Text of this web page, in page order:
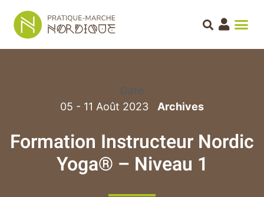
Date
05 - 11 Août 2023
Formation Instructeur Nordic
Yoga® – Niveau 1